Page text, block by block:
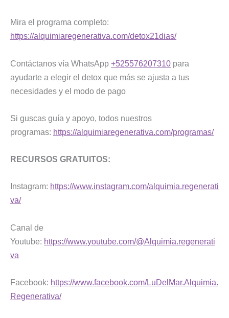
Mira el programa completo:
https://alquimiaregenerativa.com/detox21dias/
Contáctanos vía WhatsApp +525576207310 para
ayudarte a elegir el detox que más se ajusta a tus
necesidades y el modo de pago
Si guscas guía y apoyo, todos nuestros
programas: https://alquimiaregenerativa.com/programas/
RECURSOS GRATUITOS:
Instagram: https://www.instagram.com/alquimia.regenerati
va/
Canal de
Youtube: https://www.youtube.com/@Alquimia.regenerati
va
Facebook: https://www.facebook.com/LuDelMar.Alquimia.
Regenerativa/